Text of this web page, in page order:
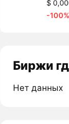
$
-
Биржи
Нет данных